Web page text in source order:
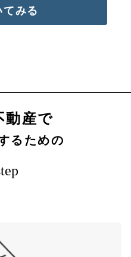
みる
動産で
るための